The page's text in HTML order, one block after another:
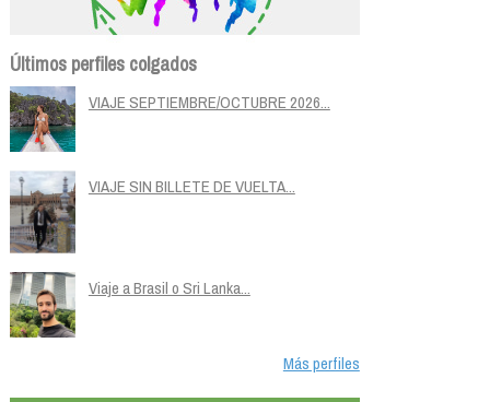
Últimos perfiles colgados
VIAJE SEPTIEMBRE/OCTUBRE 2026...
VIAJE SIN BILLETE DE VUELTA...
Viaje a Brasil o Sri Lanka...
Más perfiles